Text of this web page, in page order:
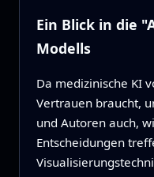
Ein Blick in die
Modells
Da medizinische KI
Vertrauen braucht,
und Autoren auch,
Entscheidungen